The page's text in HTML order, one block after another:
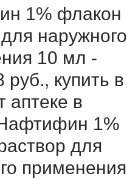
1% флакон
наружного
10 мл -
руб., купить в
аптеке в
1%
для
применения